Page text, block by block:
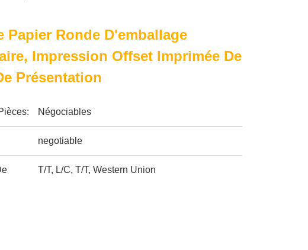
Papier Ronde D'emballage
Impression Offset Imprimée De
Présentation
Négociables
negotiable
T/T, L/C, T/T, Western Union